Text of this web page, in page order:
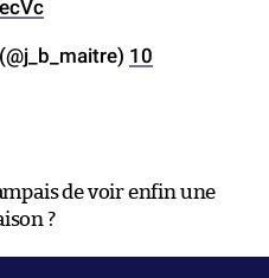
10
de voir enfin une
?